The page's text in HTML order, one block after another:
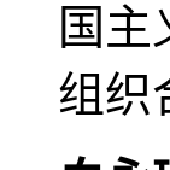
国
组织